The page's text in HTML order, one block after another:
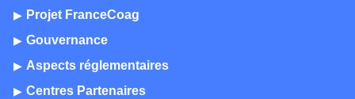
Projet FranceCoag
Gouvernance
Aspects réglementaires
Centres Partenaires